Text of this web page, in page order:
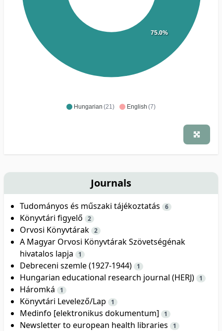
Hungarian (21) English (7)
75.0%
Journals
Tudományos és műszaki tájékoztatás 6
Könyvtári figyelő 2
Orvosi Könyvtárak 2
A Magyar Orvosi Könyvtárak Szövetségénak
hivatalos lapja
1
Debreceni szemle (1927-1944) 1
Hungarian educational research journal (HERJ) 1
Háromká 1
Könyvtári Levelező/Lap 1
Medinfo [elektronikus dokumentum] 1
Newsletter to european health libraries 1